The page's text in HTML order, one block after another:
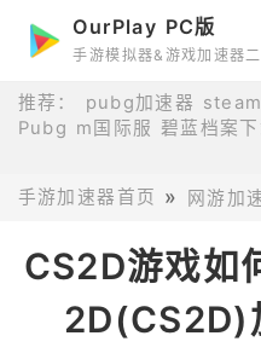
OurPlay PC版
手游模拟器&游戏加速器
推荐： pubg加速器
Pubg m国际服 碧蓝档案下
手游加速器首页 网游加
CS2D游戏如
2D(CS2D)